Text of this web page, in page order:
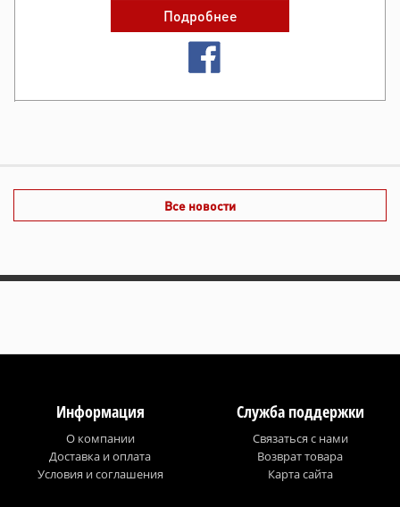
Подробнее
Все новости
Информация
О компании
Доставка и оплата
Условия и соглашения
Служба поддержки
Связаться с нами
Возврат товара
Карта сайта